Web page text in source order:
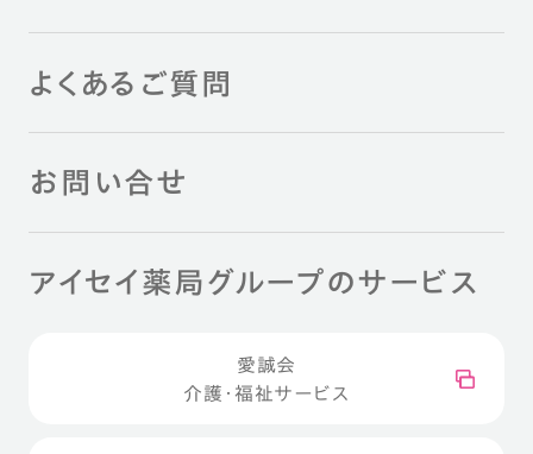
よくあるご質問
お問い合せ
アイセイ薬局グループのサービス
愛誠会
介護・福祉サービス